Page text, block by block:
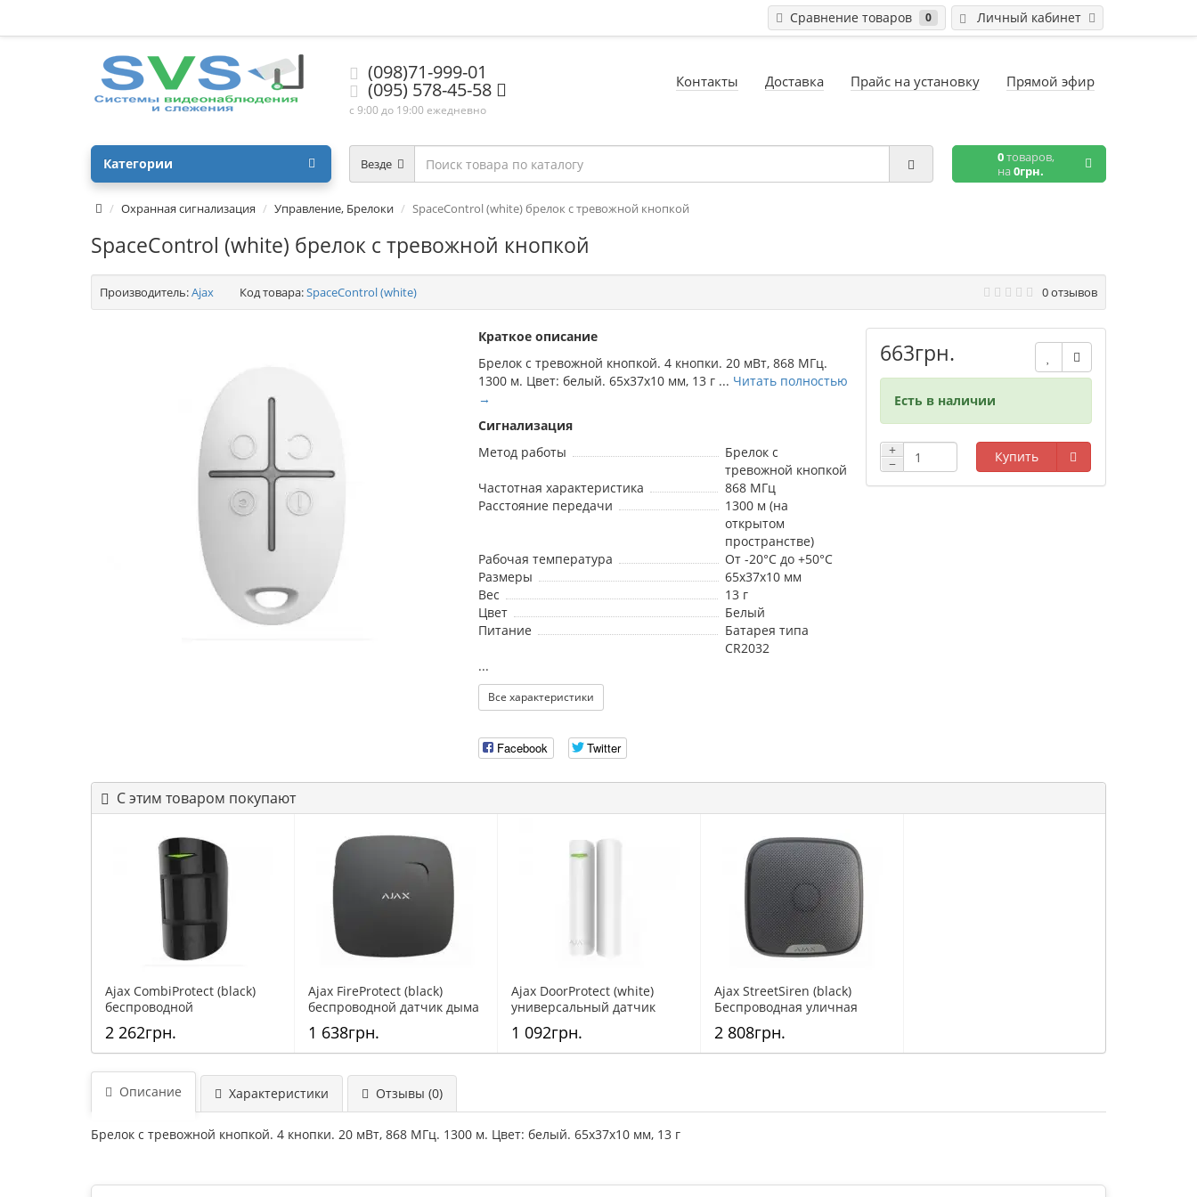
Личный кабинет
Сравнение товаров 0
(098)71-999-01
(095) 578-45-58
с 9:00 до 19:00 ежедневно
Контакты Доставка Прайс на установку Прямой эфир
Везде 0товаров,
на0грн.
Категории
Охранная сигнализация Управление, Брелоки SpaceControl (white) брелок с тревожной кнопкой
SpaceControl (white) брелок с тревожной кнопкой
Производитель:Ajax Код товара:SpaceControl (white) 0 отзывов
Краткое описание
Брелок с тревожной кнопкой. 4 кнопки. 20 мВт, 868 МГц.
1300 м. Цвет: белый. 65х37х10 мм, 13 г ... Читать полностью
→
Сигнализация
Метод работы
Брелок с
тревожной кнопкой
Частотная характеристика
868 МГц
Расстояние передачи
1300 м (на
открытом
пространстве)
Рабочая температура
От -20°С до +50°С
Размеры
65х37х10 мм
Вес
13 г
Цвет
Белый
Питание
Батарея типа
CR2032
...
Все характеристики
Facebook Twitter
663грн.
Есть в наличии
+
−
Купить
С этим товаром покупают
Ajax CombiProtect (black)
беспроводной
комбинированный датчик
движения и разбития
стекла
2 262грн.
Ajax FireProtect (black)
беспроводной датчик дыма
с температурным сенсором
1 638грн.
Ajax DoorProtect (white)
универсальный датчик
открытия дверей и окон
1 092грн.
Ajax StreetSiren (black)
Беспроводная уличная
сирена
2 808грн.
Описание Характеристики Отзывы (0)
Брелок с тревожной кнопкой. 4 кнопки. 20 мВт, 868 МГц. 1300 м. Цвет: белый. 65х37х10 мм, 13 г